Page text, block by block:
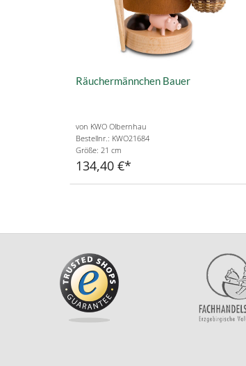
Räuchermännchen Bauer
von KWO Olbernhau
Bestellnr.: KWO21684
Größe: 21 cm
134,40 €